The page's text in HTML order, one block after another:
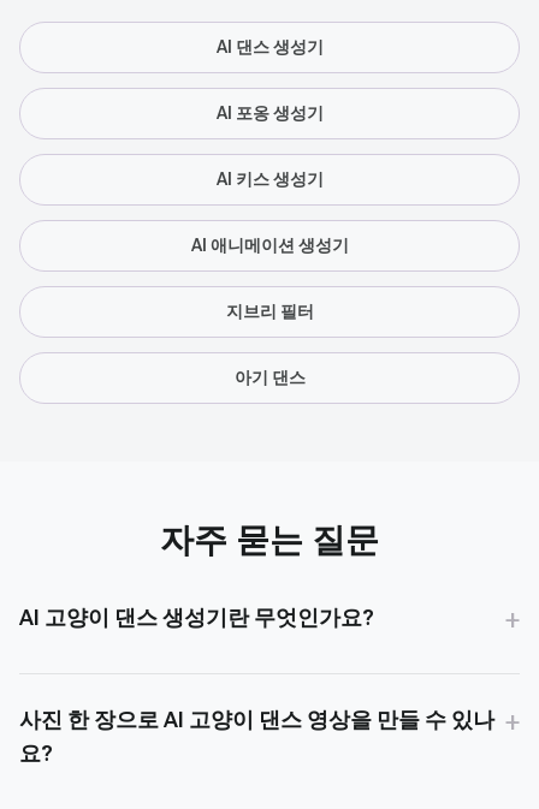
AI 댄스 생성기
AI 포옹 생성기
AI 키스 생성기
AI 애니메이션 생성기
지브리 필터
아기 댄스
자주 묻는 질문
AI 고양이 댄스 생성기란 무엇인가요? +
사진 한 장으로 AI 고양이 댄스 영상을 만들 수 있나
요?
+